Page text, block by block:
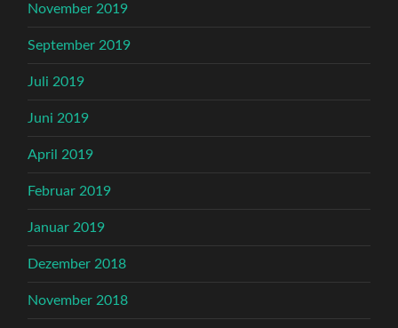
November 2019
September 2019
Juli 2019
Juni 2019
April 2019
Februar 2019
Januar 2019
Dezember 2018
November 2018